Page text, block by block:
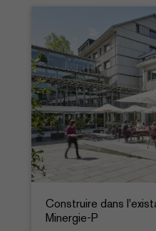
Construire dans
Minergie-P